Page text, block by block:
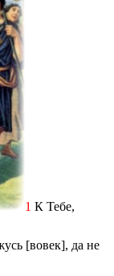
1 К Тебе,
[вовек], да не